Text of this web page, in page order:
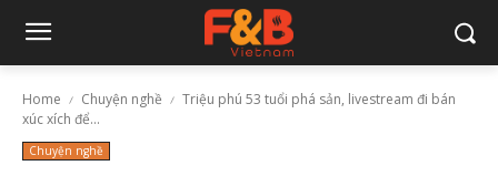
Home Chuyện nghề
Triệu phú 53 tuổi phá sản, livestream đi bán
xúc xích để...
Chuyện nghề